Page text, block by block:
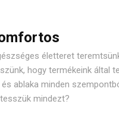
életteret
hogy termékeink által
ablaka minden
mindezt?